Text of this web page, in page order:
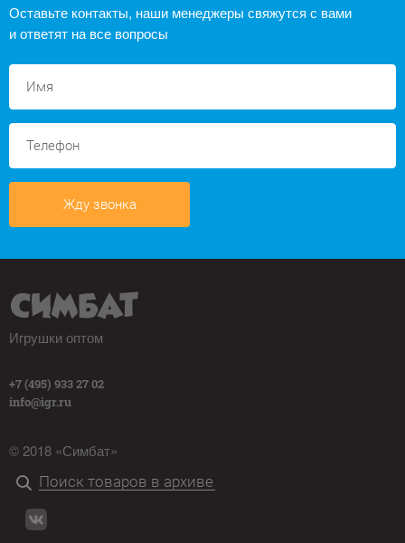
Оставьте контакты, наши менеджеры свяжутся с вами
и ответят на все вопросы
Жду звонка
Игрушки оптом
+7 (495) 933 27 02
info@igr.ru
© 2018 «Симбат»